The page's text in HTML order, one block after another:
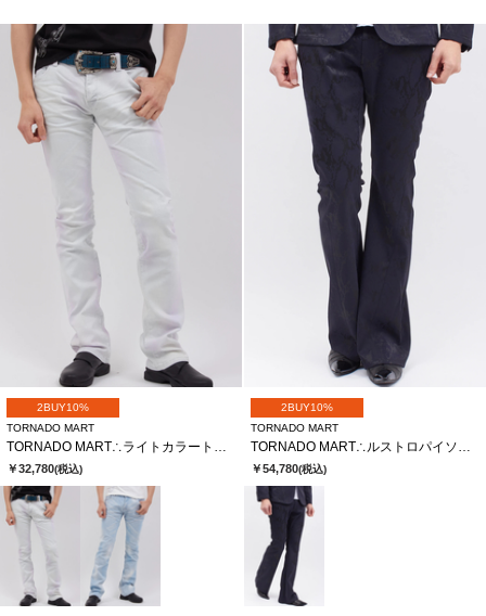
2BUY10%
TORNADO MART
TORNADO MART∴ライトカラートリートメントシューカットデニム
￥32,780(税込)
2BUY10%
TORNADO MART
TORNADO MART∴ルストロパイソンジャガードベルボ
￥54,780(税込)